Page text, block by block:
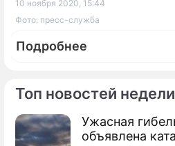
Топ новостей недели
Ужасная
объявлена
10 ноября 2020, 15:44
Фото: пресс-служба
Подробнее